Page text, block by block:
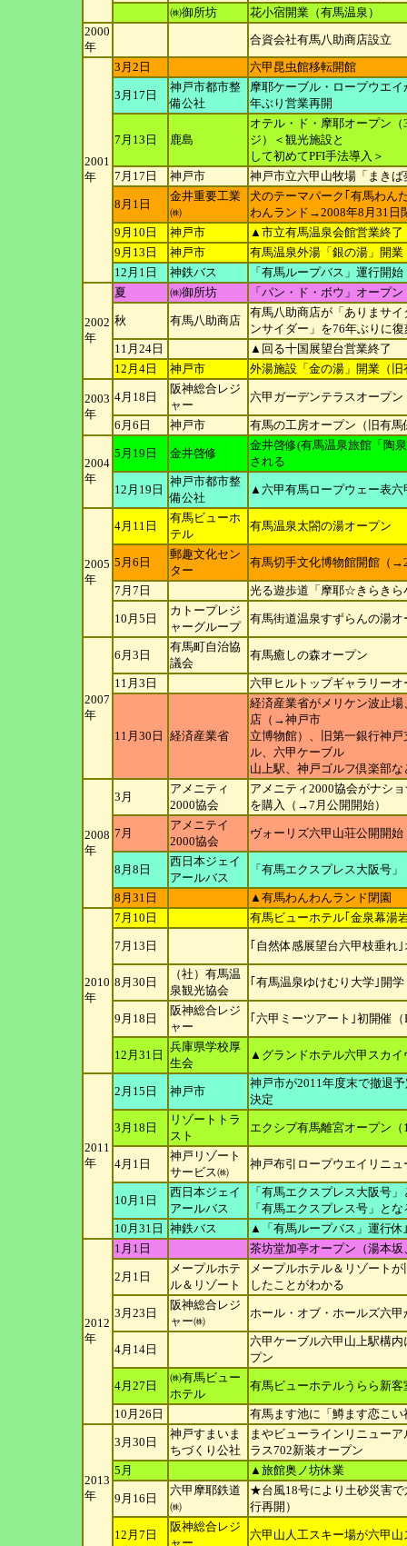
㈱御所坊
花小宿開業（有馬温泉）
2000
年
合資会社有馬八助商店設立
2001
年
3月2日 六甲昆虫館移転開館
3月17日
神戸市都市整
備公社
摩耶ケーブル・ロープウエ
年ぶり営業再開
7月13日 鹿島
オテル・ド・摩耶オープン
ジ）＜観光施設と
して初めてPFI手法導入＞
7月17日
神戸市 神戸市立六甲山牧場「まき
8月1日
金井重要工業
㈱
犬のテーマパーク｢有馬わん
わんランド→2008年8月31日
9月10日
神戸市
▲市立有馬温泉会館営業終了
9月13日
神戸市
有馬温泉外湯「銀の湯」開業
12月1日
神鉄バス 「有馬ループバス」運行開始
2002
年
夏 ㈱御所坊 「パン・ド・ボウ」オープ
秋 有馬八助商店
有馬八助商店が「ありまサ
ンサイダー」を76年ぶりに
11月24日
▲回る十国展望台営業終了
12月4日
神戸市 外湯施設「金の湯」開業（
2003
年
4月18日
阪神総合レジ
ャー
六甲ガーデンテラスオープン
6月6日 神戸市 有馬の工房オープン（旧有
2004
年
5月19日 金井啓修
金井啓修(有馬温泉旅館「陶
される
12月19日
神戸市都市整
備公社
▲六甲有馬ロープウェー表六
2005
年
4月11日
有馬ビューホ
テル
有馬温泉太閤の湯オープン
5月6日
郵趣文化セン
ター
有馬切手文化博物館開館（
7月7日 光る遊歩道「摩耶☆きらきら
10月5日
カトープレジ
ャ ーグループ
有馬街道温泉すずらんの湯オ
2007
年
6月3日
有馬町自治協
議会
有馬癒しの森オープン
11月3日 六甲ヒルトップギャラリーオ
11月30日 経済産業省
経済産業省がメリケン波止
店（→神戸市
立博物館）、旧第一銀行神
ル、六甲ケーブル
山上駅、神戸ゴルフ倶楽部
2008
年
3月
アメニティ
2000協会
アメニティ2000協会がナシ
を購入（→7月公開 開始）
7月
アメニテイ
2000協会
ヴォーリズ六甲山荘公開開始
8月8日
西日本ジェイ
アールバス
「有馬エクスプレス大阪号
8月31日 ▲有馬わんわんランド閉園
2010
年
7月10日 有馬ビューホテル｢金泉幕湯
7月13日 ｢自然体感展望台六甲枝垂れ
8月30日
（社）有馬温
泉観光協会
｢有馬温泉ゆけむり大学｣開
9月18日
阪神総合レジ
ャー
｢六甲ミーツアート｣初開催
12月31日
兵庫県学校厚
生会
▲グランドホテル六甲スカイ
2011
年
2月15日 神戸市
神戸市が2011年度末で撤退
決定
3月18日
リゾートトラ
ス ト
エクシブ有馬離宮オープン（
4月1日
神戸リゾート
サービス㈱
神戸布引ロープウエイリニ
10月1日
西日本ジェイ
アールバス
「有馬エクスプレス大阪号
「有馬エクスプレス号」とな
10月31日
神鉄バス ▲「有馬ループバス」運行休
2012
年
1月1日 茶坊堂加亭オープン（湯本
2月1日
メープルホテ
ル＆リゾート
メープルホテル＆リゾート
したことがわかる
3月23日
阪神総合レジ
ャー㈱
ホール・オブ・ホールズ六
4月14日
六甲ケーブル六甲山上駅構
プン
4月27日
㈱有馬ビュー
ホテル
有馬ビューホテルうらら新
10月26日 有馬ます池に「鱒ます恋こい
2013
年
3月30日
神戸すまいま
ちづくり公社
まやビューラインリニュー
ラス702新装オープン
5月
▲旅館奥ノ坊休業
9月16日
六甲摩耶鉄道
㈱
★台風18号により土砂災害
行再開）
12月7日
阪神総合レジ
ャー
六甲山人工スキー場が六甲